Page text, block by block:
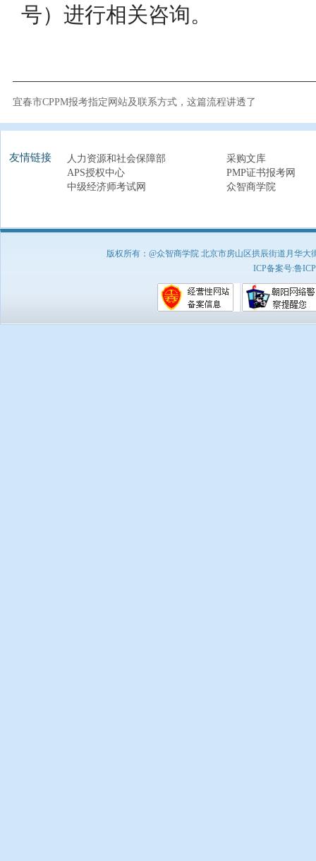
号）进行相关咨询。
宜春市CPPM报考指定网站及联系方式，这篇流程讲透了
友情链接 人力资源和社会保障部
采购文库
APS授权中心
PMP证书报考网
中级经济师考试网
众智商学院
版权所有：@众智商学院 北京市房山区拱辰街道月华
ICP备案号:鲁